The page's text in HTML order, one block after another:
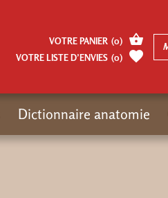
VOTRE PANIER (0)
VOTRE LISTE D’ENVIES (0)
Dictionnaire anatomie